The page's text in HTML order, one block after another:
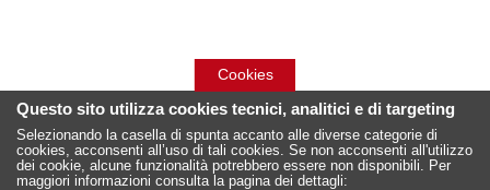
Cookies
Questo sito utilizza cookies tecnici, analitici e di targeting
Selezionando la casella di spunta accanto alle diverse categorie di
cookies, acconsenti all’uso di tali cookies. Se non acconsenti all'utilizzo
dei cookie, alcune funzionalità potrebbero essere non disponibili. Per
maggiori informazioni consulta la pagina dei dettagli: